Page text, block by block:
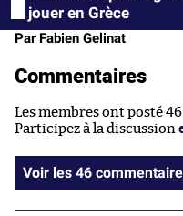
jouer en Grèce
Par Fabien Gelinat
Commentaires
Les membres ont posté
Participez à la discussion
Voir les 46